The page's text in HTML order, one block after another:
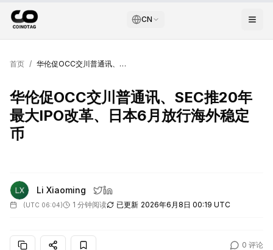
CN
首页 / 华伦促OCC交川普通讯、SEC推20年最大IPO改革、日本6月放行海外稳定币
华伦促OCC交川普通讯、SEC推20年
最大IPO改革、日本6月放行海外稳定
币
Li Xiaoming
(UTC 06:04) 1 分钟阅读 已更新 2026年6月8日 00:19 UTC
0 评论